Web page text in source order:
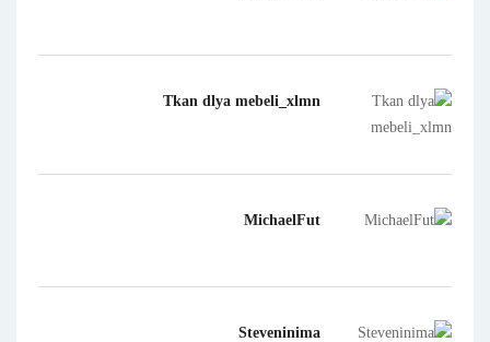
Tkan dlya mebeli_xlmn
MichaelFut
Steveninima